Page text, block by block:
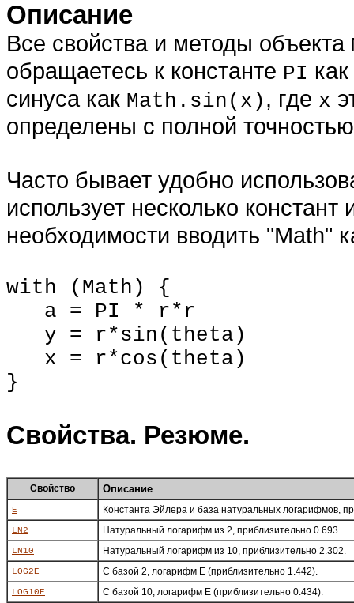
Описание
Все свойства и методы объекта
обращаетесь к константе PI как
синуса как Math.sin(x) , где x
определены с полной
Часто бывает удобно
использует несколько
необходимости вводить "Math"
with ( Math ) {
a = PI * r*r
y = r*sin(theta)
x = r*cos(theta)
}
Свойства. Резюме.
Свойство Описание
E Константа Эйлера и база натуральных логарифмов,
LN2 Натуральный логарифм из 2, приблизительно 0.693.
LN10 Натуральный логарифм из 10, приблизительно 2.302.
LOG2E С базой 2, логарифм E (приблизительно 1.442).
LOG10E С базой 10, логарифм E (приблизительно 0.434).